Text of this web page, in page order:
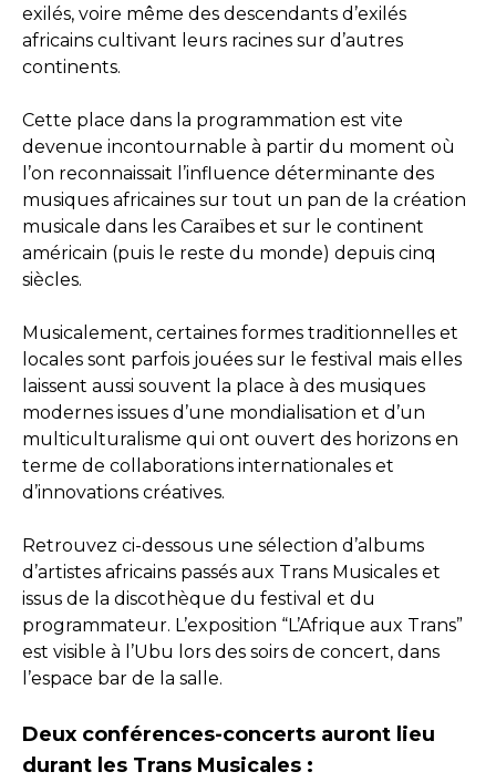
exilés, voire même des descendants d’exilés
africains cultivant leurs racines sur d’autres
continents.
Cette place dans la programmation est vite
devenue incontournable à partir du moment où
l’on reconnaissait l’influence déterminante des
musiques africaines sur tout un pan de la création
musicale dans les Caraïbes et sur le continent
américain (puis le reste du monde) depuis cinq
siècles.
Musicalement, certaines formes traditionnelles et
locales sont parfois jouées sur le festival mais elles
laissent aussi souvent la place à des musiques
modernes issues d’une mondialisation et d’un
multiculturalisme qui ont ouvert des horizons en
terme de collaborations internationales et
d’innovations créatives.
Retrouvez ci-dessous une sélection d’albums
d’artistes africains passés aux Trans Musicales et
issus de la discothèque du festival et du
programmateur. L’exposition “L’Afrique aux Trans”
est visible à l’Ubu lors des soirs de concert, dans
l’espace bar de la salle.
Deux conférences-concerts auront lieu
durant les Trans Musicales :